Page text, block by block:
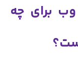
برای چه